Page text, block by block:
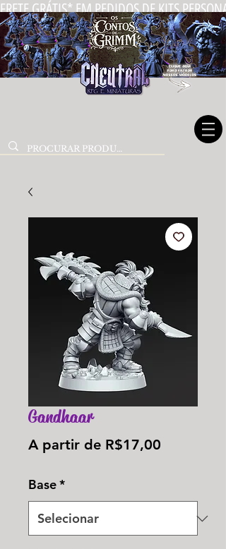
FRETE GRÁTIS* EM PEDIDOS DE KITS
Gandhaar
A partir de R$17,00
Base*